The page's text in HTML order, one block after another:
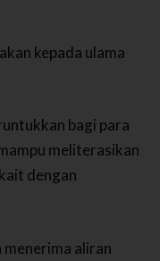
kepada ulama
bagi para
meliterasikan
dengan
aliran